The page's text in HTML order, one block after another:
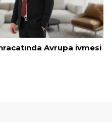
Avrupa ivmesi